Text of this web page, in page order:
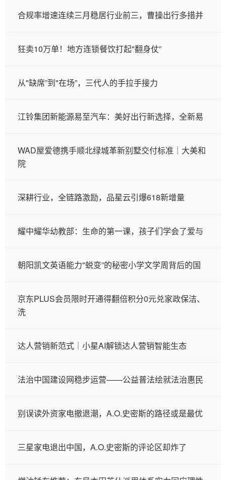
合规率增速连续三月稳居行业前三，曹操出行多措并
狂卖10万单！地方连锁餐饮打起"翻身仗”
从"缺席”到"在场”，三代人的手拉手接力
江铃集团新能源易至汽车：美好出行新选择，全新易
WAD屋爱德携手顺北绿城革新别墅交付标准｜大美和
院
深耕行业，全链路激励，品星云引爆618新增量
耀中耀华幼教部：生命的第一课，孩子们学会了爱与
朝阳凯文英语能力"蜕变”的秘密小学文学周背后的国
京东PLUS会员限时开通得翻倍积分0元兑家政保洁、
洗
达人营销新范式｜小星AI解锁达人营销智能生态
法治中国建设网稳步运营——公益普法绘就法治惠民
别误读外资家电撤退潮，A.O.史密斯的路径或是最优
三星家电退出中国，A.O.史密斯的评论区却炸了